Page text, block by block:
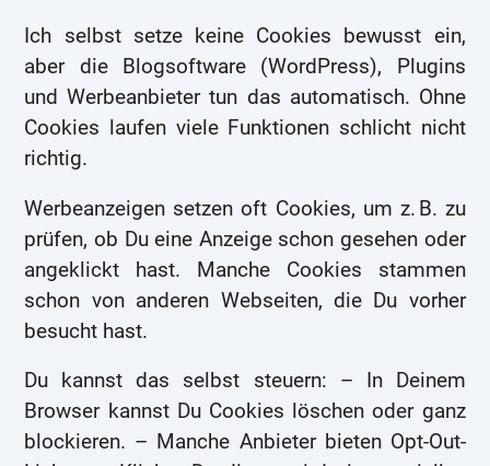
Ich selbst setze keine Cookies bewusst ein,
aber die Blogsoftware (WordPress), Plugins
und Werbeanbieter tun das automatisch. Ohne
Cookies laufen viele Funktionen schlicht nicht
richtig.
Werbeanzeigen setzen oft Cookies, um z. B. zu
prüfen, ob Du eine Anzeige schon gesehen oder
angeklickt hast. Manche Cookies stammen
schon von anderen Webseiten, die Du vorher
besucht hast.
Du kannst das selbst steuern: – In Deinem
Browser kannst Du Cookies löschen oder ganz
blockieren. – Manche Anbieter bieten Opt-Out-